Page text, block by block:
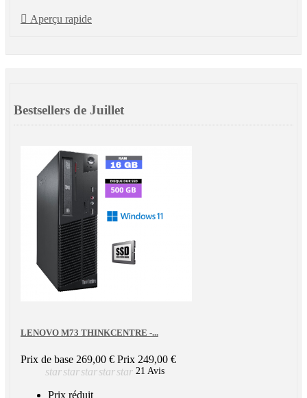
 Aperçu rapide
Bestsellers de Juillet
LENOVO M73 THINKCENTRE -...
Prix de base 269,00 € Prix 249,00 €
starstarstarstarstar 21 Avis
Prix réduit